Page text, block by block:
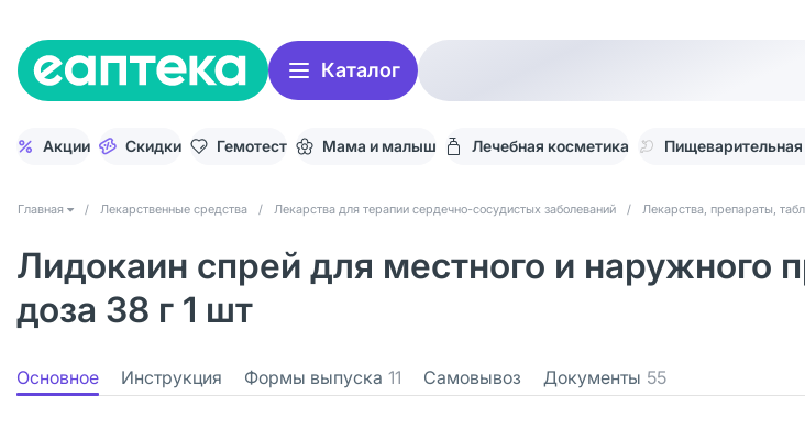
Каталог
Акции Скидки Гемотест Мама и малыш Лечебная косметика
Главная / Лекарственные средства / Лекарства для терапии сердечно-сосудистых заболеваний / Лекарства, препараты,
Лидокаин спрей для местного и наружного
доза 38 г 1 шт
Основное Инструкция Формы выпуска 11 Самовывоз Документы 55